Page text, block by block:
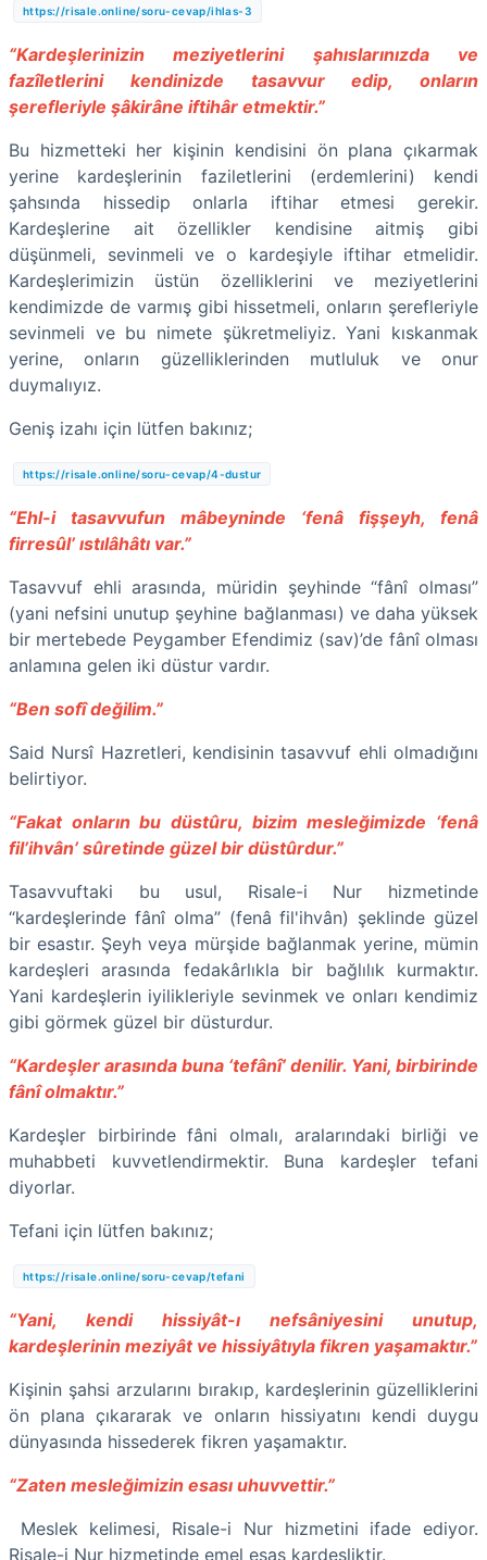
https://risale.online/soru-cevap/ihlas-3
“Kardeşlerinizin meziyetlerini şahıslarınızda ve
fazîletlerini kendinizde tasavvur edip, onların
şerefleriyle şâkirâne iftihâr etmektir.”
Bu hizmetteki her kişinin kendisini ön plana çıkarmak
yerine kardeşlerinin faziletlerini (erdemlerini) kendi
şahsında hissedip onlarla iftihar etmesi gerekir.
Kardeşlerine ait özellikler kendisine aitmiş gibi
düşünmeli, sevinmeli ve o kardeşiyle iftihar etmelidir.
Kardeşlerimizin üstün özelliklerini ve meziyetlerini
kendimizde de varmış gibi hissetmeli, onların şerefleriyle
sevinmeli ve bu nimete şükretmeliyiz. Yani kıskanmak
yerine, onların güzelliklerinden mutluluk ve onur
duymalıyız.
Geniş izahı için lütfen bakınız;
https://risale.online/soru-cevap/4-dustur
“Ehl-i tasavvufun mâbeyninde ‘fenâ fişşeyh, fenâ
firresûl’ ıstılâhâtı var.”
Tasavvuf ehli arasında, müridin şeyhinde “fânî olması”
(yani nefsini unutup şeyhine bağlanması) ve daha yüksek
bir mertebede Peygamber Efendimiz (sav)’de fânî olması
anlamına gelen iki düstur vardır.
“Ben sofî değilim.”
Said Nursî Hazretleri, kendisinin tasavvuf ehli olmadığını
belirtiyor.
“Fakat onların bu düstûru, bizim mesleğimizde ‘fenâ
fil’ihvân’ sûretinde güzel bir düstûrdur.”
Tasavvuftaki bu usul, Risale-i Nur hizmetinde
“kardeşlerinde fânî olma” (fenâ fil'ihvân) şeklinde güzel
bir esastır. Şeyh veya mürşide bağlanmak yerine, mümin
kardeşleri arasında fedakârlıkla bir bağlılık kurmaktır.
Yani kardeşlerin iyilikleriyle sevinmek ve onları kendimiz
gibi görmek güzel bir düsturdur.
“Kardeşler arasında buna ‘tefânî’ denilir. Yani, birbirinde
fânî olmaktır.”
Kardeşler birbirinde fâni olmalı, aralarındaki birliği ve
muhabbeti kuvvetlendirmektir. Buna kardeşler tefani
diyorlar.
Tefani için lütfen bakınız;
https://risale.online/soru-cevap/tefani
“Yani, kendi hissiyât-ı nefsâniyesini unutup,
kardeşlerinin meziyât ve hissiyâtıyla fikren yaşamaktır.”
Kişinin şahsi arzularını bırakıp, kardeşlerinin güzelliklerini
ön plana çıkararak ve onların hissiyatını kendi duygu
dünyasında hissederek fikren yaşamaktır.
“Zaten mesleğimizin esası uhuvvettir.”
Meslek kelimesi, Risale-i Nur hizmetini ifade ediyor.
Risale-i Nur hizmetinde emel esas kardeşliktir.